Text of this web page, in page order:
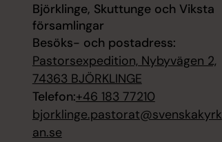
Björklinge, Skuttunge och Viksta
församlingar
Besöks- och postadress:
Pastorsexpedition, Nybyvägen 2,
74363 BJÖRKLINGE
Telefon:+46 183 77210
bjorklinge.pastorat@svenskakyrk
an.se